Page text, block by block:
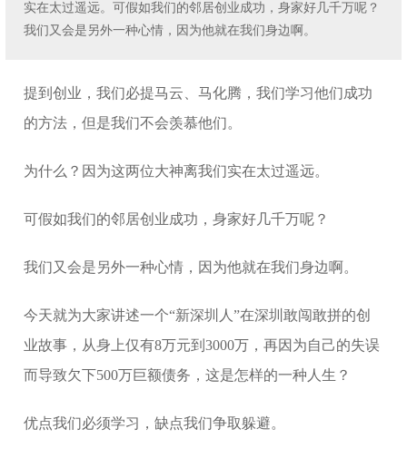
实在太过遥远。可假如我们的邻居创业成功，身家好几千万呢？
我们又会是另外一种心情，因为他就在我们身边啊。
提到创业，我们必提马云、马化腾，我们学习他们成功
的方法，但是我们不会羡慕他们。
为什么？因为这两位大神离我们实在太过遥远。
可假如我们的邻居创业成功，身家好几千万呢？
我们又会是另外一种心情，因为他就在我们身边啊。
今天就为大家讲述一个“新深圳人”在深圳敢闯敢拼的创
业故事，从身上仅有8万元到3000万，再因为自己的失误
而导致欠下500万巨额债务，这是怎样的一种人生？
优点我们必须学习，缺点我们争取躲避。